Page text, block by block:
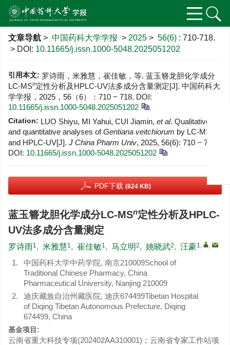
文章导航 > 中国药科大学学报 > 2025 > 56(6) : 710-718.
> DOI: 10.11665/j.issn.1000-5048.2025051202
引用本文: 罗诗雨，米雅慧，崔佳敏，等. 蓝玉簪龙胆化学成分
LC-MSn定性分析及HPLC-UV法多成分含量测定[J]. 中国药科大
学学报，2025，56（6）：710 − 718. DOI:
10.11665/j.issn.1000-5048.2025051202
Citation: LUO Shiyu, MI Yahui, CUI Jiamin, et al. Qualitative
and quantitative analyses ofGentiana veitchiorum by LC-MS
and HPLC-UV[J]. J China Pharm Univ, 2025, 56(6): 710 − 718.
DOI: 10.11665/j.issn.1000-5048.2025051202
PDF下载 (824 KB)
蓝玉簪龙胆化学成分LC-MSn定性分析及HPLC-
UV法多成分含量测定
罗诗雨1, 米雅慧1, 崔佳敏1, 马立明2, 姚晓武2, 汪豪1, ,
1.
中国药科大学中药学院, 南京210009School of
Traditional Chinese Pharmacy, China
Pharmaceutical University, Nanjing 210009
2.
迪庆藏族自治州藏医院, 迪庆674499Tibetan Hospital
of Diqing Tibetan Autonomous Prefecture, Diqing
674499, China
基金项目:
云南省重大科技专项(202402AA310001)；云南省专家工作站项